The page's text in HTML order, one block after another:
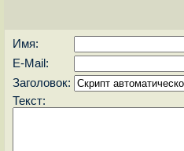
Имя:
E-Mail:
Заголовок:
Текст: